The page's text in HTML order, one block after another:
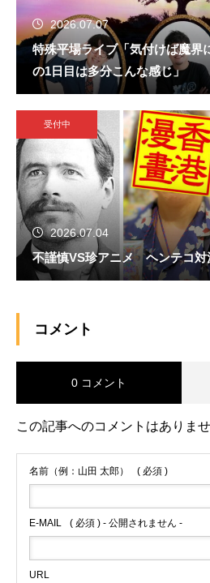
2026.07.07
特殊平場ライブ「気付けば魔界
の1日目は多分こんな感じ」
受付中
2026.07.04
不謹慎VS珍アニメ ヘンテコ対
コメント
0 コメント
この記事へのコメントはありませ
名前（例：山田 太郎） ( 必須 )
E-MAIL ( 必須 ) - 公開されません -
URL